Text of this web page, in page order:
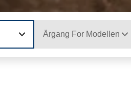
Årgang For Modellen